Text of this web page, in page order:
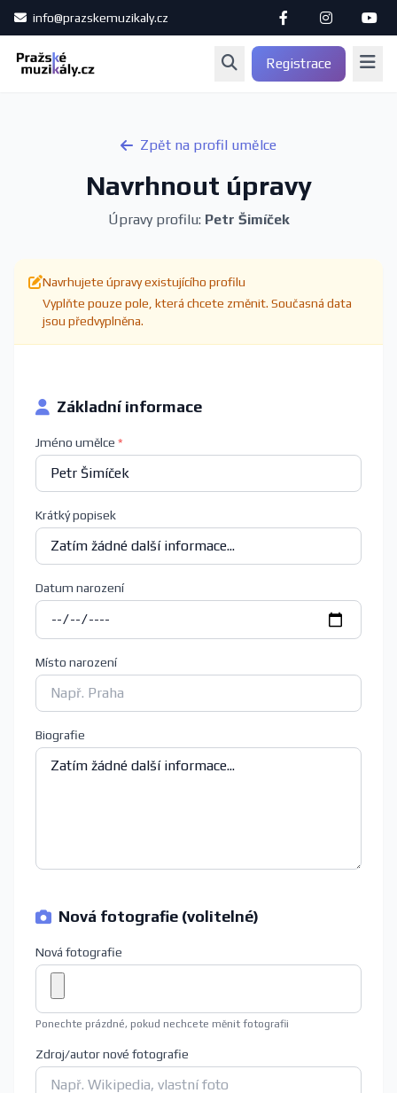
info@prazskemuzikaly.cz
Registrace
Zpět na profil umělce
Navrhnout úpravy
Úpravy profilu: Petr Šimíček
Navrhujete úpravy existujícího profilu
Vyplňte pouze pole, která chcete změnit. Současná data
jsou předvyplněna.
Základní informace
Jméno umělce *
Krátký popisek
Datum narození
Místo narození
Biografie
Nová fotografie (volitelné)
Nová fotografie
Ponechte prázdné, pokud nechcete měnit fotografii
Zdroj/autor nové fotografie